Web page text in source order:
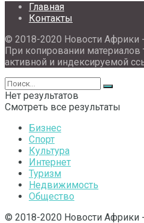
Главная
Контакты
© 2018-2020 Новости Африки -
При копировании материалов
активной и индексируемой
Нет результатов
Смотреть все результаты
Бизнес
Спорт
Культура
Интернет
Туризм
Недвижимость
Общество
© 2018-2020 Новости Африки